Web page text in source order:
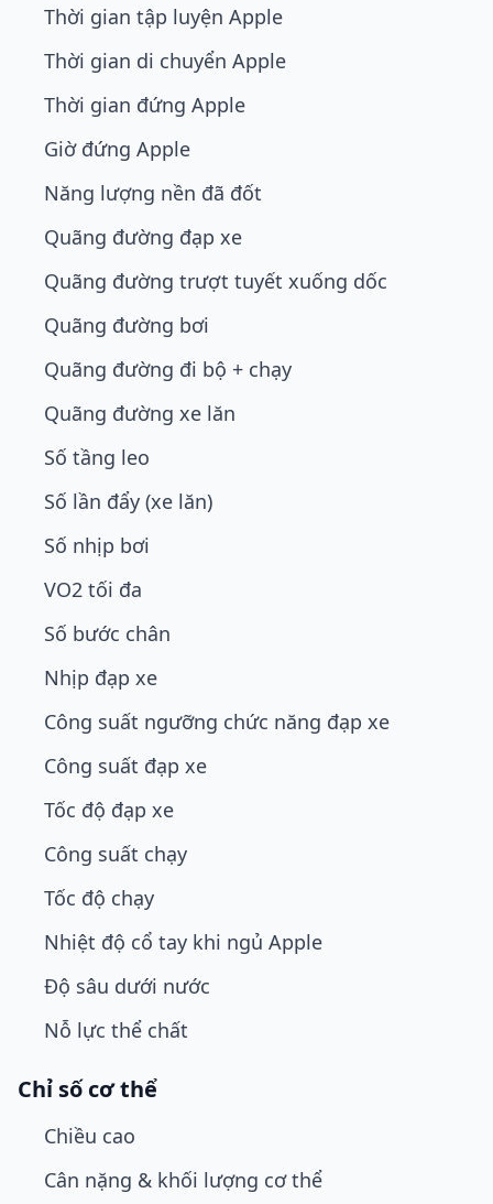
Thời gian tập luyện Apple
Thời gian di chuyển Apple
Thời gian đứng Apple
Giờ đứng Apple
Năng lượng nền đã đốt
Quãng đường đạp xe
Quãng đường trượt tuyết xuống dốc
Quãng đường bơi
Quãng đường đi bộ + chạy
Quãng đường xe lăn
Số tầng leo
Số lần đẩy (xe lăn)
Số nhịp bơi
VO2 tối đa
Số bước chân
Nhịp đạp xe
Công suất ngưỡng chức năng đạp xe
Công suất đạp xe
Tốc độ đạp xe
Công suất chạy
Tốc độ chạy
Nhiệt độ cổ tay khi ngủ Apple
Độ sâu dưới nước
Nỗ lực thể chất
Chỉ số cơ thể
Chiều cao
Cân nặng & khối lượng cơ thể